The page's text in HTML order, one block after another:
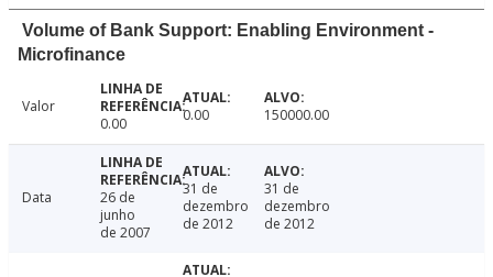
Volume of Bank Support: Enabling Environment -
Microfinance
Valor
0.00
0.00 150000.00
Data
26 de
junho
de 2007
31 de
dezembro
de 2012
31 de
dezembro
de 2012